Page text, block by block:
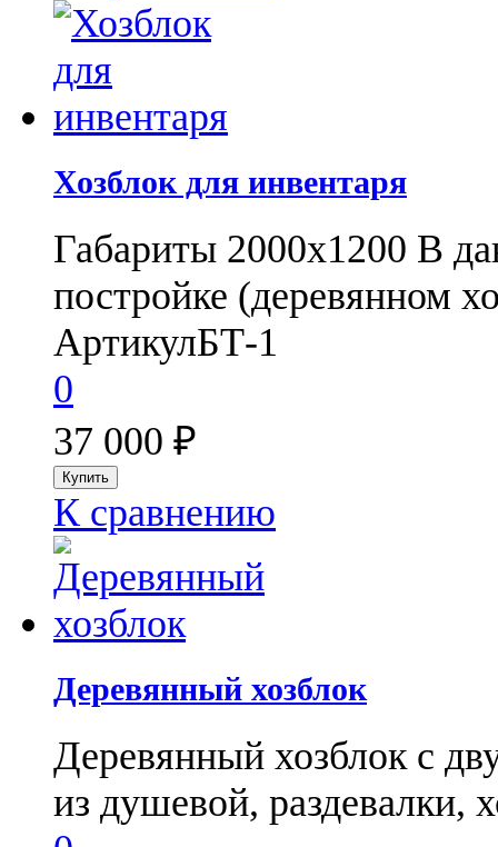
Хозблок для инвентаря
Габариты 2000х1200 В
постройке (деревянном
АртикулБТ-1
0
37 000 ₽
К сравнению
Деревянный хозблок
Деревянный хозблок с
из душевой, раздевалки,